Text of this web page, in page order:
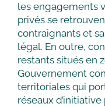
les engagements
privés se
contraignants et
légal. En outre,
restants situés en
Gouvernement
territoriales qui
réseaux